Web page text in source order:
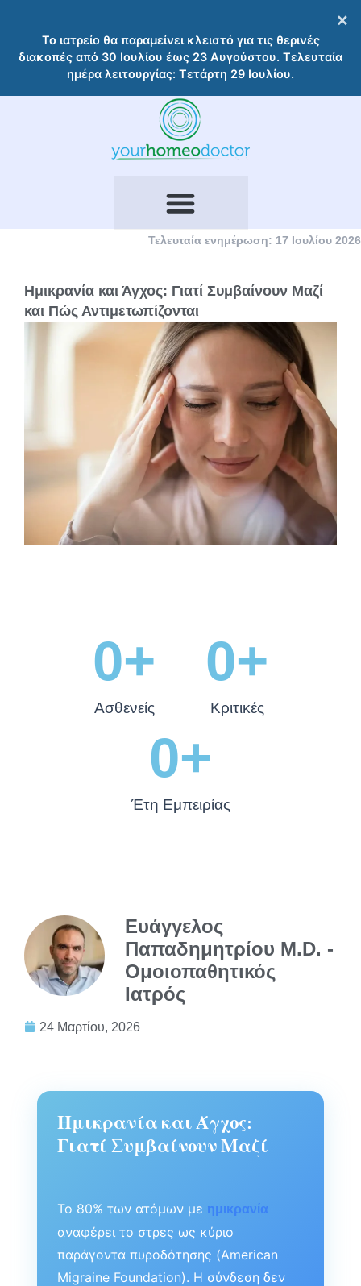
Το ιατρείο θα παραμείνει κλειστό για τις θερινές
διακοπές από 30 Ιουλίου έως 23 Αυγούστου. Τελευταία
ημέρα λειτουργίας: Τετάρτη 29 Ιουλίου.
×
περιεχόμενο
Τελευταία ενημέρωση: 17 Ιουλίου 2026
Ημικρανία και Άγχος: Γιατί Συμβαίνουν Μαζί
και Πώς Αντιμετωπίζονται
Ασθενείς
0+
Κριτικές
0+
Έτη Εμπειρίας
0+
Ευάγγελος
Παπαδημητρίου M.D. -
Ομοιοπαθητικός
Ιατρός
24 Μαρτίου, 2026
Ημικρανία και Άγχος:
Γιατί Συμβαίνουν Μαζί
Το 80% των ατόμων με ημικρανία
αναφέρει το στρες ως κύριο
παράγοντα πυροδότησης (American
Migraine Foundation). Η σύνδεση δεν